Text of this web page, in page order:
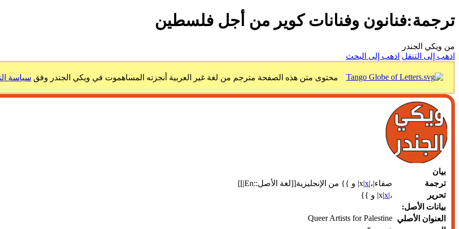
ترجمة:فنانون وفنانات كوير من أجل فلسطين
من ويكي الجندر
اذهب إلى التنقل اذهب إلى البحث
محتوى متن هذه الصفحة مترجم من لغة غير العربية أنجزته المساهموت في ويكي الجندر وفق سياسة
بيان
ترجمة
صفاء|،|x|x
| و }} من الإنجليزية[[لغة الأصل::En|]]
تحرير
،|x|x
| و }}
بيانات الأصل:
العنوان الأصلي Queer Artists for Palestine